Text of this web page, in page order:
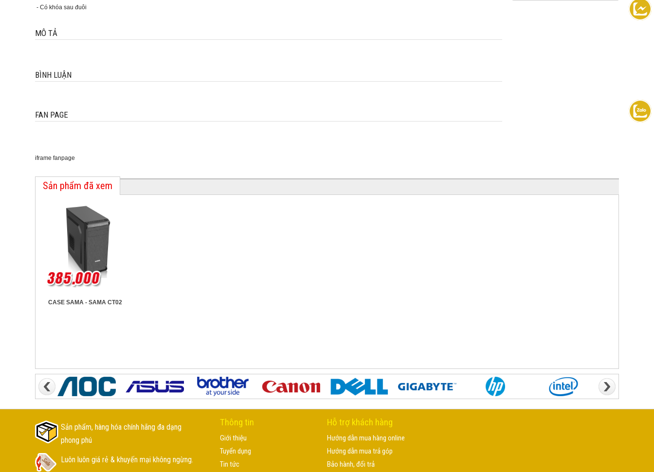
- Có khóa sau đuôi
MÔ TẢ
BÌNH LUẬN
FAN PAGE
iframe fanpage
Sản phẩm đã xem
CASE SAMA - SAMA CT02
Sản phẩm, hàng hóa chính hãng đa dạng
phong phú
Luôn luôn giá rẻ & khuyến mại không ngừng.
Thông tin
Giới thiệu
Tuyển dụng
Tin tức
Hỗ trợ khách hàng
Hướng dẫn mua hàng online
Hướng dẫn mua trả góp
Bảo hành, đổi trả